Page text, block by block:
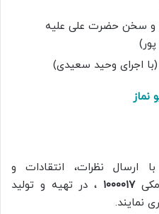
و سخن حضرت علی علیه
اجرای وحید سعیدی)
نماز
ارسال نظرات، انتقادات و
۱۰۰۰۰۱۷ ، در تهیه و تولید
نمایند.